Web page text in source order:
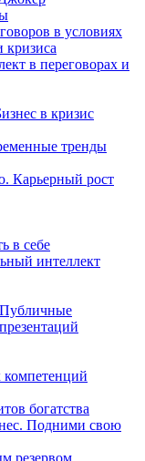
в условиях
кризиса
в переговорах и
в кризис
тренды
Карьерный рост
в себе
интеллект
Публичные
богатства
Подними свою
резервом